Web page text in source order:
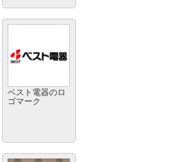
ベスト電器のロ
ゴマーク